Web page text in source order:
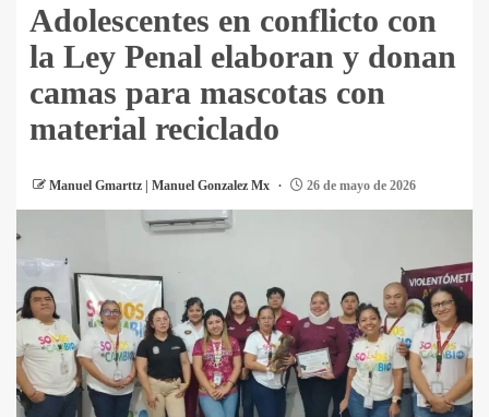
Adolescentes en conflicto con
la Ley Penal elaboran y donan
camas para mascotas con
material reciclado
Manuel Gmarttz | Manuel Gonzalez Mx 26 de mayo de 2026